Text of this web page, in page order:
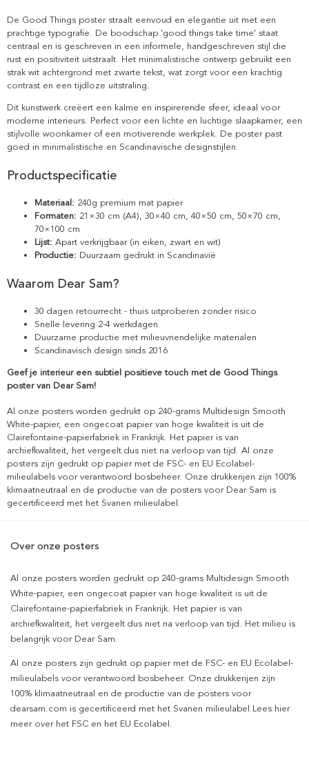
De Good Things poster straalt eenvoud en elegantie uit met een
prachtige typografie. De boodschap 'good things take time' staat
centraal en is geschreven in een informele, handgeschreven stijl die
rust en positiviteit uitstraalt. Het minimalistische ontwerp gebruikt een
strak wit achtergrond met zwarte tekst, wat zorgt voor een krachtig
contrast en een tijdloze uitstraling.
Dit kunstwerk creëert een kalme en inspirerende sfeer, ideaal voor
moderne interieurs. Perfect voor een lichte en luchtige slaapkamer, een
stijlvolle woonkamer of een motiverende werkplek. De poster past
goed in minimalistische en Scandinavische designstijlen.
Productspecificatie
Materiaal: 240g premium mat papier
Formaten: 21×30 cm (A4), 30×40 cm, 40×50 cm, 50×70 cm,
70×100 cm
Lijst: Apart verkrijgbaar (in eiken, zwart en wit)
Productie: Duurzaam gedrukt in Scandinavië
Waarom Dear Sam?
30 dagen retourrecht - thuis uitproberen zonder risico
Snelle levering 2-4 werkdagen
Duurzame productie met milieuvriendelijke materialen
Scandinavisch design sinds 2016
Geef je interieur een subtiel positieve touch met de Good Things
poster van Dear Sam!
Al onze posters worden gedrukt op 240-grams Multidesign Smooth
White-papier, een ongecoat papier van hoge kwaliteit is uit de
Clairefontaine-papierfabriek in Frankrijk. Het papier is van
archiefkwaliteit, het vergeelt dus niet na verloop van tijd. Al onze
posters zijn gedrukt op papier met de FSC- en EU Ecolabel-
milieulabels voor verantwoord bosbeheer. Onze drukkerijen zijn 100%
klimaatneutraal en de productie van de posters voor Dear Sam is
gecertificeerd met het Svanen milieulabel.
Over onze posters
Al onze posters worden gedrukt op 240-grams Multidesign Smooth
White-papier, een ongecoat papier van hoge kwaliteit is uit de
Clairefontaine-papierfabriek in Frankrijk. Het papier is van
archiefkwaliteit, het vergeelt dus niet na verloop van tijd. Het milieu is
belangrijk voor Dear Sam.
Al onze posters zijn gedrukt op papier met de FSC- en EU Ecolabel-
milieulabels voor verantwoord bosbeheer. Onze drukkerijen zijn
100% klimaatneutraal en de productie van de posters voor
dearsam.com is gecertificeerd met het Svanen milieulabel.Lees hier
meer over het FSC en het EU Ecolabel.